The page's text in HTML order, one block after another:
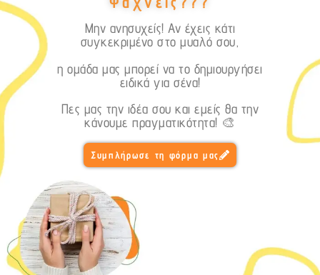
Μην ανησυχείς! Αν έχεις κάτι
συγκεκριμένο στο μυαλό σου,
η ομάδα μας μπορεί να το δημιουργήσει
ειδικά για σένα!
Πες μας την ιδέα σου και εμείς θα την
κάνουμε πραγματικότητα! 🎨
Συμπλήρωσε τη φόρμα μας